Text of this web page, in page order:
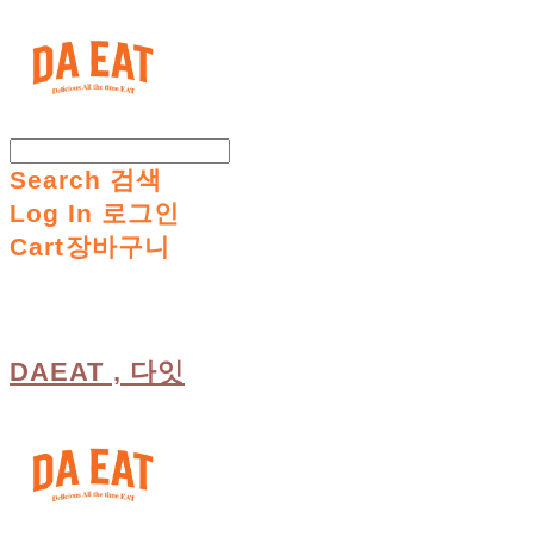
Search 검색
Log In 로그인
Cart장바구니
DAEAT , 다잇